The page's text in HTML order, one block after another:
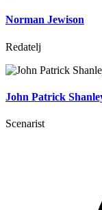
Norman Jewison
Redatelj
John Patrick
Scenarist